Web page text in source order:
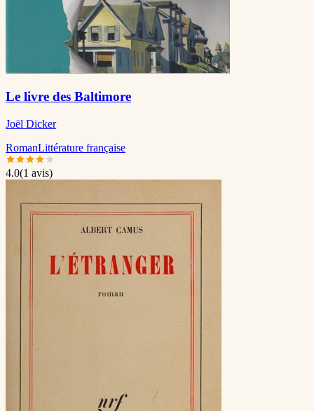
Le livre des Baltimore
Joël Dicker
RomanLittérature française
4.0(1 avis)